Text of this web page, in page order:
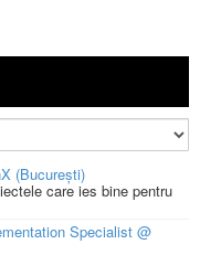
(București)
care ies bine pentru
Specialist @